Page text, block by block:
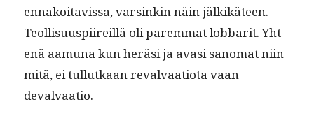
ennakoitavis­sa, varsinkin näin jälkikä­teen.
Teol­lisu­us­pi­ireil­lä oli parem­mat lob­bar­it. Yht­
enä aamu­na kun heräsi ja avasi sanomat niin
mitä, ei tul­lutkaan reval­vaa­tio­ta vaan
devalvaatio.